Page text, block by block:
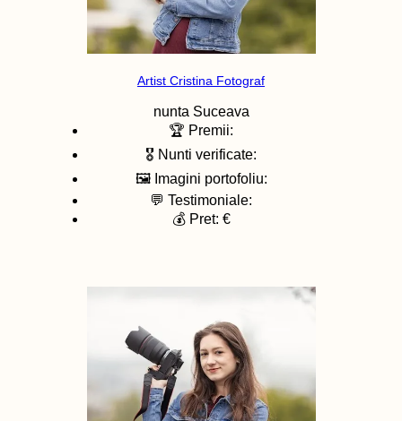
Artist Cristina Fotograf
nunta Suceava
🏆 Premii:
🎖️ Nunti verificate:
🖼️ Imagini portofoliu:
💬 Testimoniale:
💰 Pret: €